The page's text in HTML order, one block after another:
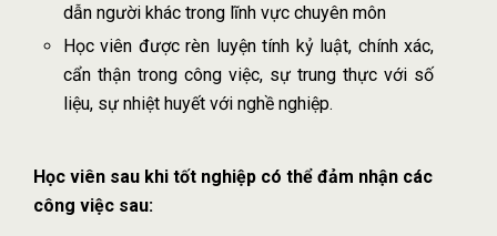
dẫn người khác trong lĩnh vực chuyên môn
Học viên được rèn luyện tính kỷ luật, chính xác,
cẩn thận trong công việc, sự trung thực với số
liệu, sự nhiệt huyết với nghề nghiệp.
Học viên sau khi tốt nghiệp có thể đảm nhận các
công việc sau: